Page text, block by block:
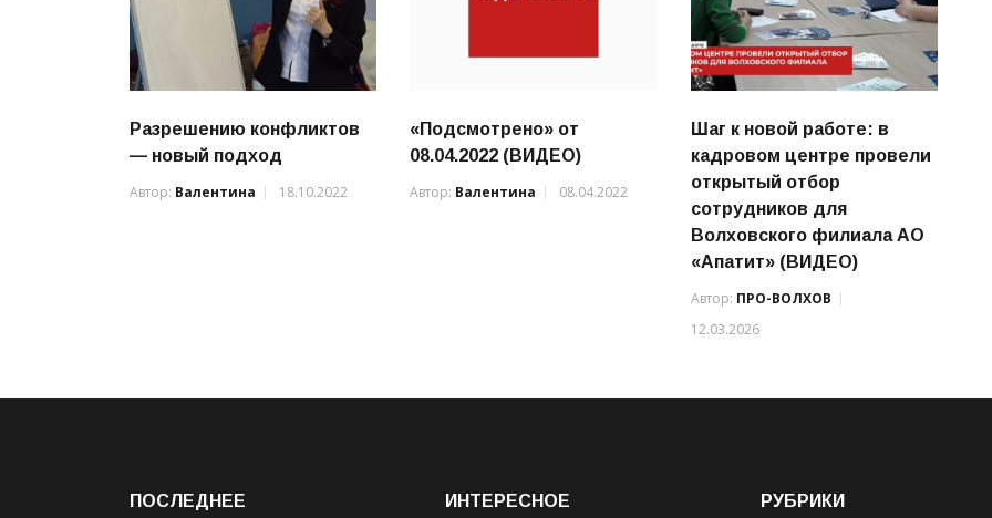
Разрешению конфликтов
— новый подход
Автор: Валентина 18.10.2022
«Подсмотрено» от
08.04.2022 (ВИДЕО)
Автор: Валентина 08.04.2022
Шаг к новой работе: в
кадровом центре провели
открытый отбор
сотрудников для
Волховского филиала АО
«Апатит» (ВИДЕО)
Автор: ПРО-ВОЛХОВ
12.03.2026
ПОСЛЕДНЕЕ ИНТЕРЕСНОЕ РУБРИКИ